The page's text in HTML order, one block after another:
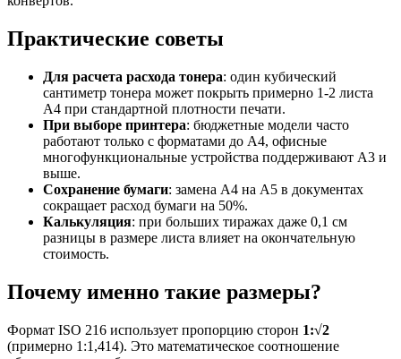
Практические советы
Для расчета расхода тонера: один кубический
сантиметр тонера может покрыть примерно 1-2 листа
A4 при стандартной плотности печати.
При выборе принтера: бюджетные модели часто
работают только с форматами до A4, офисные
многофункциональные устройства поддерживают A3 и
выше.
Сохранение бумаги: замена A4 на A5 в документах
сокращает расход бумаги на 50%.
Калькуляция: при больших тиражах даже 0,1 см
разницы в размере листа влияет на окончательную
стоимость.
Почему именно такие размеры?
Формат ISO 216 использует пропорцию сторон 1:√2
(примерно 1:1,414). Это математическое соотношение